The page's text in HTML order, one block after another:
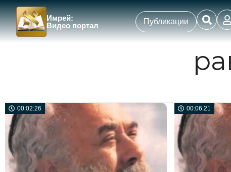
Имрей:
Видео портал
Публикации
00:02:26 00:06:21